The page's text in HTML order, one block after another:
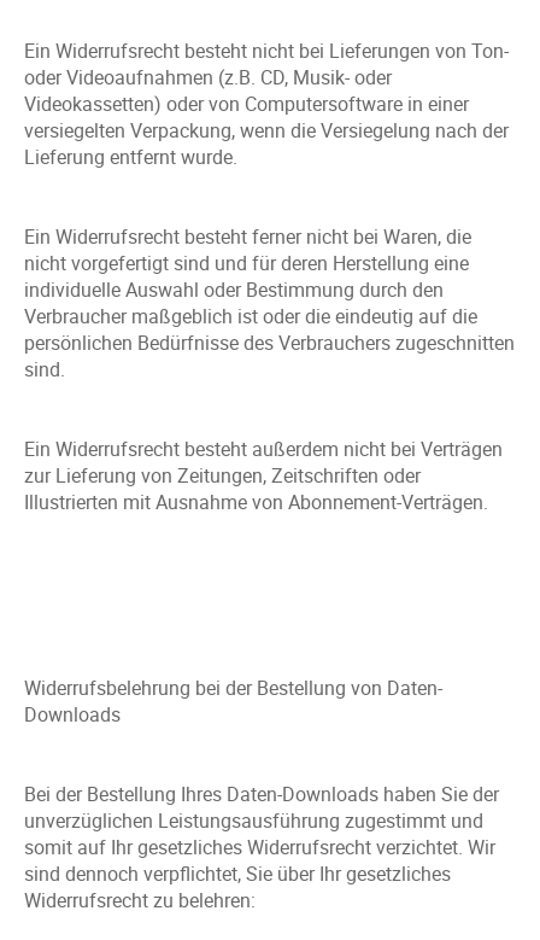
Ein Widerrufsrecht besteht nicht bei Lieferungen von Ton-
oder Videoaufnahmen (z.B. CD, Musik- oder
Videokassetten) oder von Computersoftware in einer
versiegelten Verpackung, wenn die Versiegelung nach der
Lieferung entfernt wurde.
Ein Widerrufsrecht besteht ferner nicht bei Waren, die
nicht vorgefertigt sind und für deren Herstellung eine
individuelle Auswahl oder Bestimmung durch den
Verbraucher maßgeblich ist oder die eindeutig auf die
persönlichen Bedürfnisse des Verbrauchers zugeschnitten
sind.
Ein Widerrufsrecht besteht außerdem nicht bei Verträgen
zur Lieferung von Zeitungen, Zeitschriften oder
Illustrierten mit Ausnahme von Abonnement-Verträgen.
Widerrufsbelehrung bei der Bestellung von Daten-
Downloads
Bei der Bestellung Ihres Daten-Downloads haben Sie der
unverzüglichen Leistungsausführung zugestimmt und
somit auf Ihr gesetzliches Widerrufsrecht verzichtet. Wir
sind dennoch verpflichtet, Sie über Ihr gesetzliches
Widerrufsrecht zu belehren: